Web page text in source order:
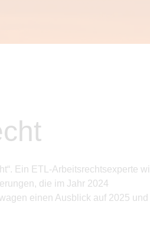
Ein ETL-Arbeitsrechtsexperte
die im Jahr 2024
einen Ausblick auf 2025 und